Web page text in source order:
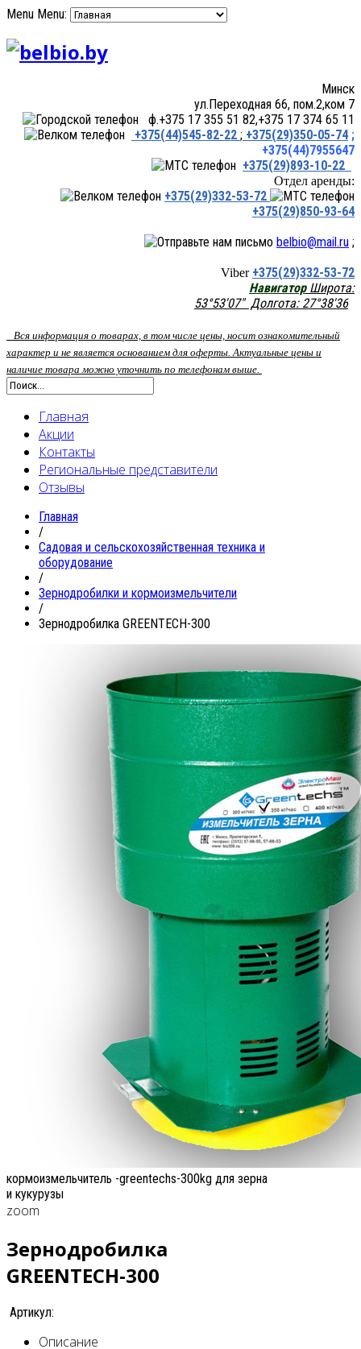
Menu Menu:
Минск
ул.Переходная 66, пом.2,ком 7
ф.+375 17 355 51 82,+375 17 374 65 11
+375(44)545-82-22 ; +375(29)350-05-74 ;
+375(44)7955647
+375(29)893-10-22
Отдел аренды:
+375(29)332-53-72
+375(29)850-93-64
belbio@mail.ru ;
Viber +375(29)332-53-72
НавигаторШирота:
53°53'07" Долгота: 27°38'36
Вся информация о товарах, в том числе цены, носит ознакомительный
характер и не является основанием для оферты. Актуальные цены и
наличие товара можно уточнить по телефонам выше.
Главная
Акции
Контакты
Региональные представители
Отзывы
Главная
/
Садовая и сельскохозяйственная техника и
оборудование
/
Зернодробилки и кормоизмельчители
/
Зернодробилка GREENTECH-300
кормоизмельчитель -greentechs-300kg для зерна
и кукурузы
zoom
Зернодробилка
GREENTECH-300
Артикул:
Описание